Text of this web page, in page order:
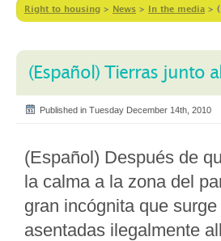
Right to housing > News > In the media >
(Español) Tierras junto
Published in Tuesday December 14th, 2010
(Español) Después de
la calma a la zona del
gran incógnita que
asentadas ilegalmente